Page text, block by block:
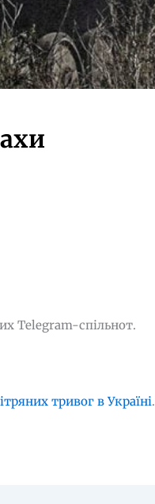
Telegram-спільнот.
тривог в Україні.